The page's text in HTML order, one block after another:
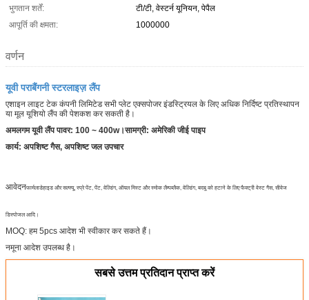
भुगतान शर्तें:
टी/टी, वेस्टर्न यूनियन, पेपैल
आपूर्ति की क्षमता:
1000000
वर्णन
यूवी पराबैंगनी स्टरलाइज़ लैंप
एशाइन लाइट टेक कंपनी लिमिटेड सभी प्लेट एक्सपोजर इंडस्ट्रियल के लिए अधिक निर्दिष्ट प्रतिस्थापन
या मूल यूशियो लैंप की पेशकश कर सकती है।
अमलगम यूवी लैंप पावर: 100 ~ 400w।सामग्री: अमेरिकी जीई पाइप
कार्य: अपशिष्ट गैस, अपशिष्ट जल उपचार
आवेदनफार्मलाडेहाइड और सल्फ्यू, स्प्रे पेंट, पेंट, वेल्डिंग, ऑयल मिस्ट और स्मोक लैम्पब्लैक, वेल्डिंग, बदबू को हटाने के लिए फैक्ट्री वेस्ट गैस, सीवेज
डिस्पोजल आदि।
MOQ: हम 5pcs आदेश भी स्वीकार कर सकते हैं।
नमूना आदेश उपलब्ध है।
सबसे उत्तम प्रतिदान प्राप्त करें